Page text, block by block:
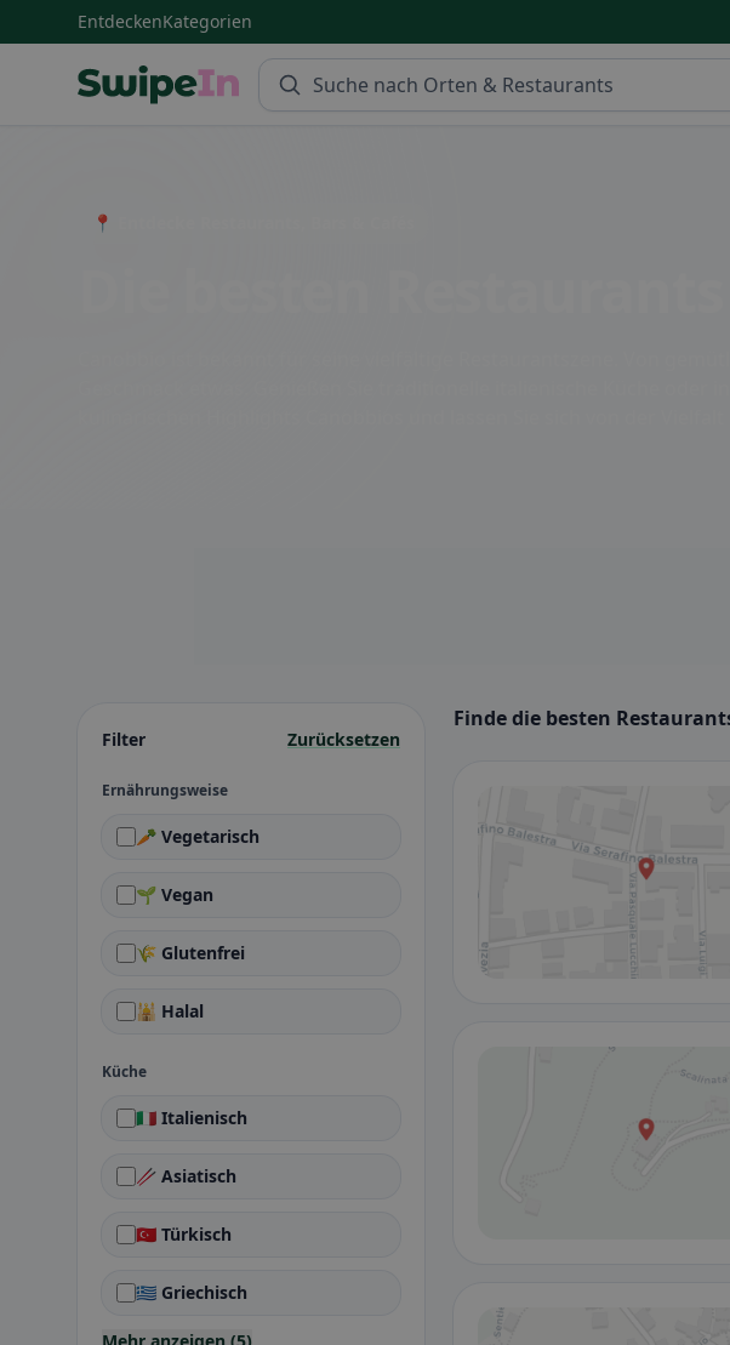
EntdeckenKategorien
📍 Entdecke Restaurants, Bars & Cafés
Filter Zurücksetzen
Ernährungsweise
🥕 Vegetarisch
🌱 Vegan
🌾 Glutenfrei
🕌 Halal
Küche
🇮🇹 Italienisch
🥢 Asiatisch
🇹🇷 Türkisch
🇬🇷 Griechisch
Finde die besten